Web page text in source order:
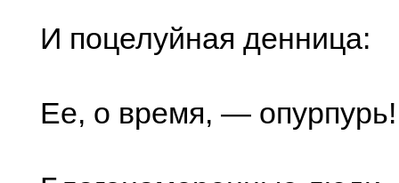
И поцелуйная денница:
Ее, о время, — опурпурь!